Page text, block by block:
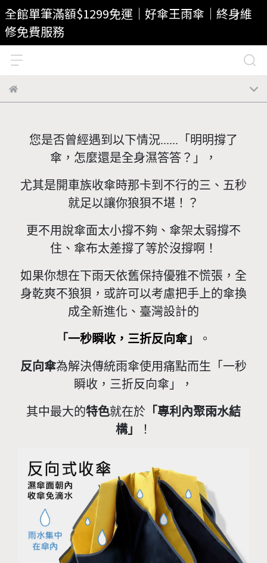
全館單筆滿額$1299免運｜好傘王雨傘｜終身維
修免費服務
您是否曾經遇到以下情況......「明明撐了
傘，怎麼還是全身濕答答？」，
尤其是開車族收傘時那卡到不行的三、五秒
就足以讓你狼狽不堪！？
更不用說傘面太小撐不夠、傘架太弱撐不
住、傘布太差撐了等於沒撐啊！
如果你想在下雨天依舊保持優雅不慌張，全
身乾爽不狼狽，或許可以考慮把手上的傘換
成全新進化、臺灣設計的
「一秒瞬收，三折反向傘」 。
反向傘為解決傳統雨傘使用痛點而生「一秒
瞬收，三折反向傘」，
其中最大的特色就在於 「專利內聚雨水結
構」
！